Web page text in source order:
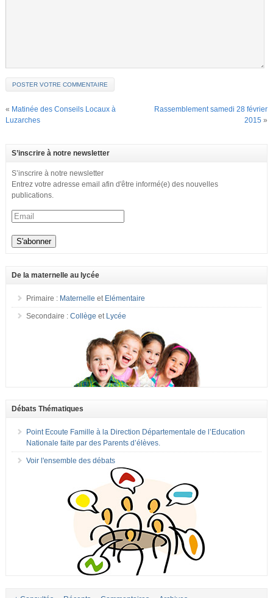
« Matinée des Conseils Locaux à
Luzarches
Rassemblement samedi 28 février
2015 »
S’inscrire à notre newsletter
S’inscrire à notre newsletter
Entrez votre adresse email afin d'être informé(e) des nouvelles
publications.
De la maternelle au lycée
Primaire : Maternelle et Elémentaire
Secondaire : Collège et Lycée
Débats Thématiques
Point Ecoute Famille à la Direction Départementale de l’Education
Nationale faite par des Parents d’élèves.
Voir l'ensemble des débats